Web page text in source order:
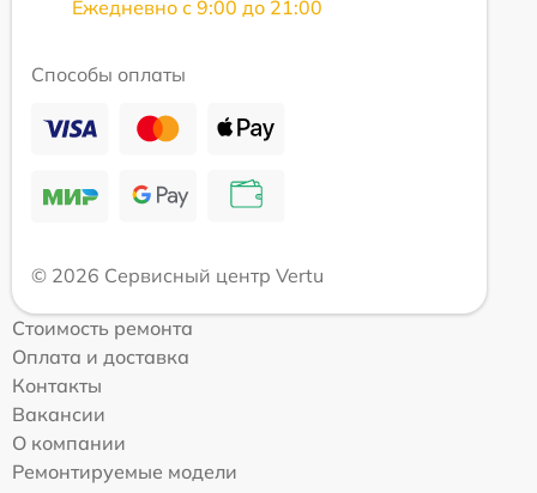
Ежедневно с 9:00 до 21:00
Способы оплаты
© 2026 Сервисный центр Vertu
Стоимость ремонта
Оплата и доставка
Контакты
Вакансии
О компании
Ремонтируемые модели